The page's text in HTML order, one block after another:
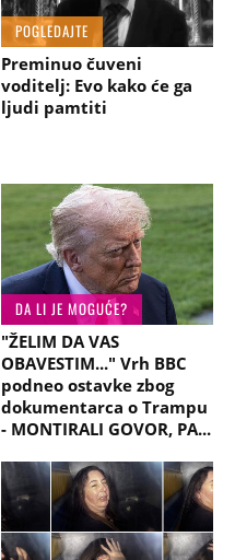
POGLEDAJTE
Preminuo čuveni
voditelj: Evo kako će ga
ljudi pamtiti
DA LI JE MOGUĆE?
"ŽELIM DA VAS
OBAVESTIM..." Vrh BBC
podneo ostavke zbog
dokumentarca o Trampu
- MONTIRALI GOVOR, PA...